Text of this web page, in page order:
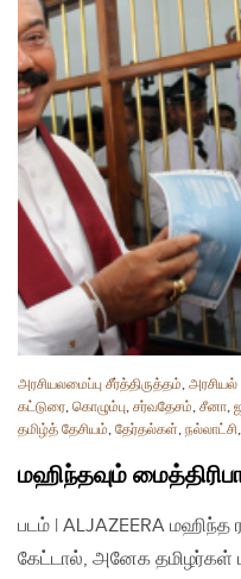
அரசியலமைப்பு சீர்த்திருத்தம், அரசியல்
கட்டுரை, கொழும்பு, சர்வதேசம், சீனா,
தமிழ்த் தேசியம், தேர்தல்கள், நல்லாட்சி,
மஹிந்தவும்
படம் | ALJAZEERA மஹிந்த
கேட்டால், அனேக தமிழர்கள்